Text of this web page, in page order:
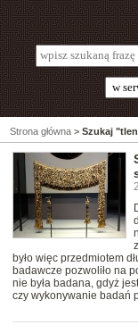
Strona główna > Szukaj
było więc przedmiotem
badawcze pozwoliło na
nie była badana, gdyż
czy wykonywanie badań